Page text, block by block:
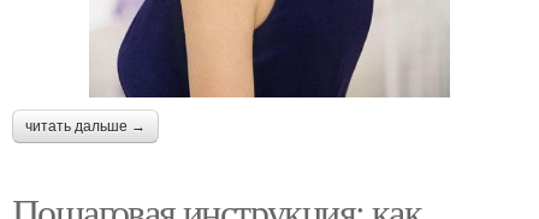
читать дальше →